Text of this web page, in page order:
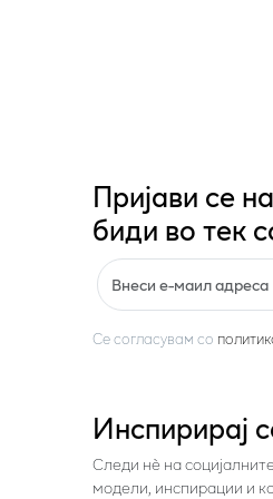
Пријави се
биди во тек
Се согласувам со
Инспирирај
Следи нѐ на
модели, инспирации и